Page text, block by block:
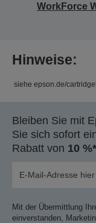
WorkForce
Hinweise:
siehe epson.de/
Bleiben Sie mit
Sie sich sofort
Rabatt von 10 %*
Mit der Übermittlung
einverstanden,